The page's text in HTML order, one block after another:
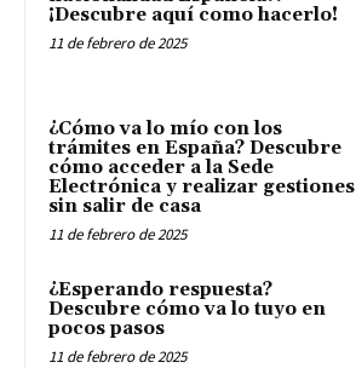
¡Descubre aquí como hacerlo!
11 de febrero de 2025
¿Cómo va lo mío con los
trámites en España? Descubre
cómo acceder a la Sede
Electrónica y realizar gestiones
sin salir de casa
11 de febrero de 2025
¿Esperando respuesta?
Descubre cómo va lo tuyo en
pocos pasos
11 de febrero de 2025